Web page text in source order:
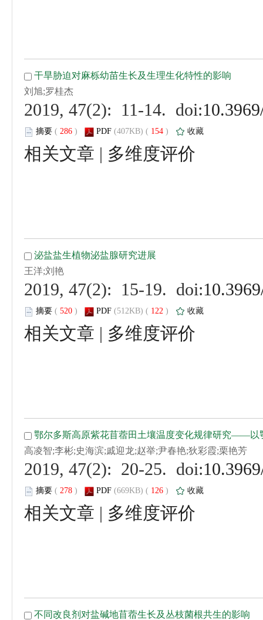
( ) 154 )
|
( ) 122 )
|
( ) 126 )
|